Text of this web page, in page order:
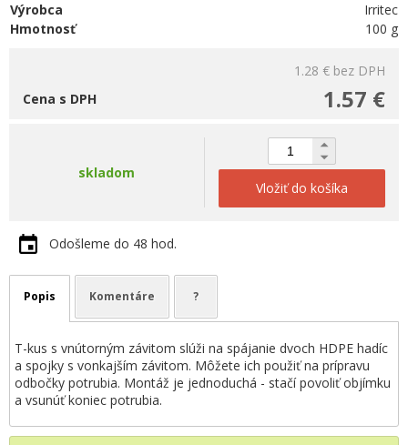
Výrobca
Irritec
Hmotnosť
100 g
1.28 € bez DPH
1.57 €
Cena s DPH
skladom
Vložiť do košíka
Odošleme do 48 hod.
Popis Komentáre ?
T-kus s vnútorným závitom slúži na spájanie dvoch HDPE hadíc
a spojky s vonkajším závitom. Môžete ich použiť na prípravu
odbočky potrubia. Montáž je jednoduchá - stačí povoliť objímku
a vsunúť koniec potrubia.